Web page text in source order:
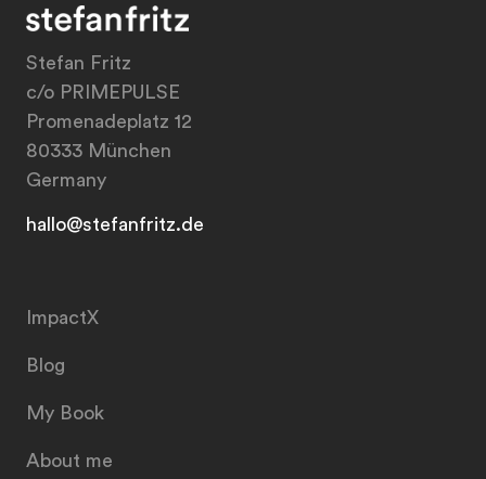
Stefan Fritz
c/o PRIMEPULSE
Promenadeplatz 12
80333 München
Germany
hallo@stefanfritz.de
ImpactX
Blog
My Book
About me